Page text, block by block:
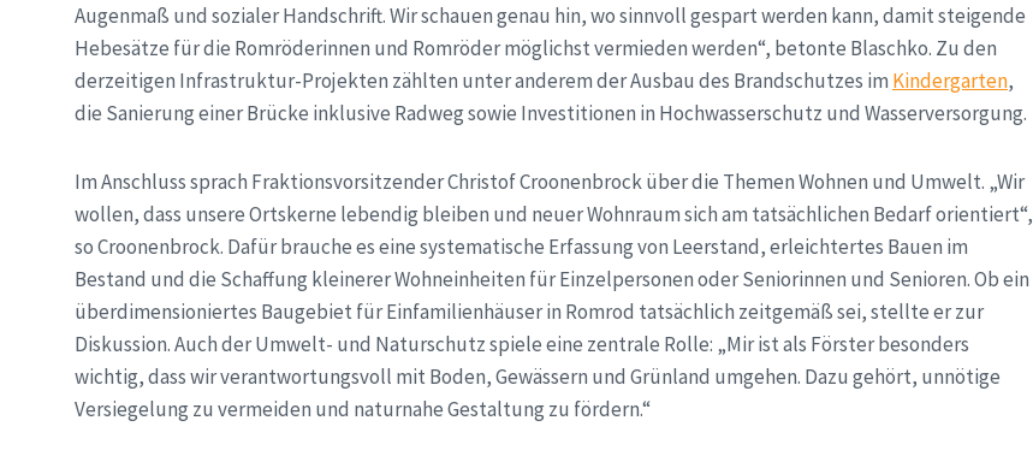
Augenmaß und sozialer Handschrift. Wir schauen genau hin, wo sinnvoll gespart werden kann, damit steigende
Hebesätze für die Romröderinnen und Romröder möglichst vermieden werden“, betonte Blaschko. Zu den
derzeitigen Infrastruktur-Projekten zählten unter anderem der Ausbau des Brandschutzes im Kindergarten,
die Sanierung einer Brücke inklusive Radweg sowie Investitionen in Hochwasserschutz und Wasserversorgung.
Im Anschluss sprach Fraktionsvorsitzender Christof Croonenbrock über die Themen Wohnen und Umwelt. „Wir
wollen, dass unsere Ortskerne lebendig bleiben und neuer Wohnraum sich am tatsächlichen Bedarf orientiert“,
so Croonenbrock. Dafür brauche es eine systematische Erfassung von Leerstand, erleichtertes Bauen im
Bestand und die Schaffung kleinerer Wohneinheiten für Einzelpersonen oder Seniorinnen und Senioren. Ob ein
überdimensioniertes Baugebiet für Einfamilienhäuser in Romrod tatsächlich zeitgemäß sei, stellte er zur
Diskussion. Auch der Umwelt- und Naturschutz spiele eine zentrale Rolle: „Mir ist als Förster besonders
wichtig, dass wir verantwortungsvoll mit Boden, Gewässern und Grünland umgehen. Dazu gehört, unnötige
Versiegelung zu vermeiden und naturnahe Gestaltung zu fördern.“